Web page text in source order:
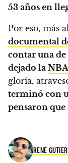
53 años en
Por eso, más
documental
contar una de
dejado la NBA
gloria,
terminó con
pensaron
RENÉ